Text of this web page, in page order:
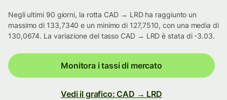
Negli ultimi 90 giorni, la rotta CAD → LRD ha raggiunto un
massimo di 133,7340 e un minimo di 127,7510, con una media di
130,0674. La variazione del tasso CAD → LRD è stata di -3.03.
Monitora i tassi di mercato
Vedi il grafico: CAD → LRD